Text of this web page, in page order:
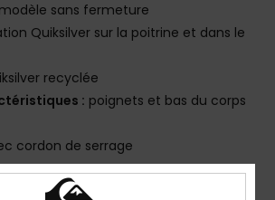
modèle sans fermeture
Quiksilver sur la poitrine et dans le
recyclée
: poignets et bas du corps
cordon de serrage